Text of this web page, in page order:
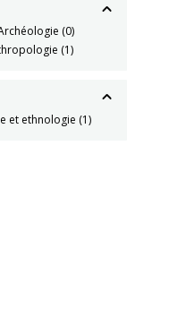
(0)
(1)
et ethnologie (1)